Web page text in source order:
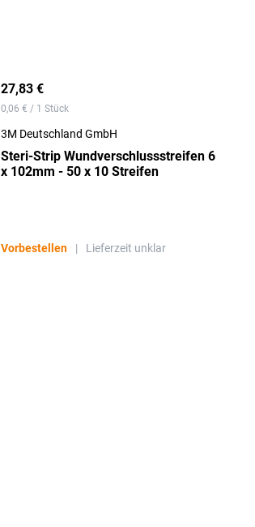
27,83 €
0,06 € / 1 Stück
3M Deutschland GmbH
Steri-Strip Wundverschlussstreifen 6
x 102mm - 50 x 10 Streifen
Vorbestellen | Lieferzeit unklar